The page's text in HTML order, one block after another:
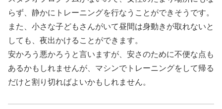
らず、静かにトレーニングを行なうことができそうです。
また、小さな子どもさんがいて昼間は身動きが取れないと
しても、夜出かけることができます。
安かろう悪かろうと言いますが、安さのために不便な点も
あるかもしれませんが、マシンでトレーニングをして帰る
だけと割り切ればよいかもしれません。